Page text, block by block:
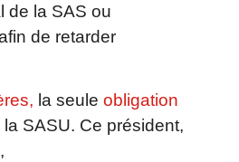
de la SAS ou
de retarder
la seule obligation
SASU. Ce président,